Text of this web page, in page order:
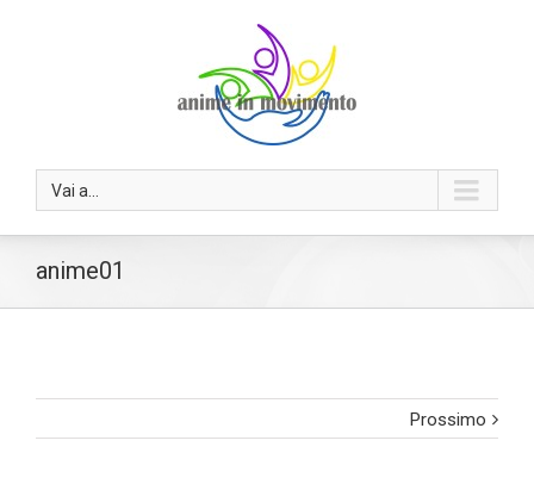
Vai a...
anime01
Prossimo